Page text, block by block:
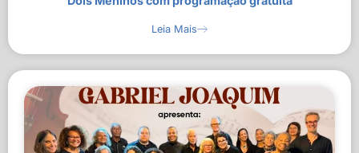
Leia Mais